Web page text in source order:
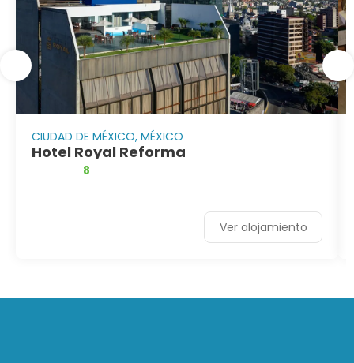
CIUDAD DE MÉXICO, MÉXICO
Hotel Royal Reforma
8
Ver alojamiento